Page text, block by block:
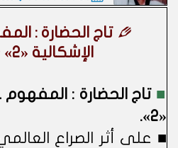
تاج الحضارة :
الإشكالية «2» - تأملات.
■تاج الحضارة : المفهوم
«2».
■ على أثر الصراع